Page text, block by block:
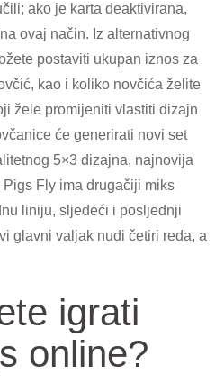
ako je karta deaktivirana,
ovaj način. Iz alternativnog
postaviti ukupan iznos za
kao i koliko novčića želite
žele promijeniti vlastiti dizajn
će generirati novi set
5×3 dizajna, najnovija
Fly ima drugačiji miks
liniju, sljedeći i posljednji
glavni valjak nudi četiri reda, a
igrati
online?